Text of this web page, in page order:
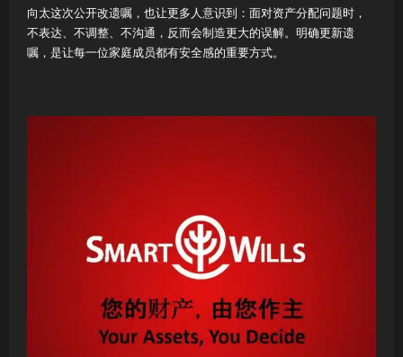
向太这次公开改遗嘱，也让更多人意识到：面对资产分配问题时，
不表达、不调整、不沟通，反而会制造更大的误解。明确更新遗
嘱，是让每一位家庭成员都有安全感的重要方式。